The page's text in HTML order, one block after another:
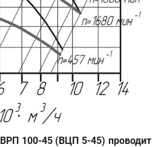
ВРП 100-45 (ВЦП 5-45) проводит